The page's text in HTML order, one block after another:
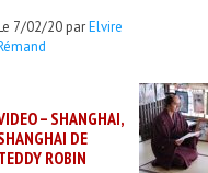
7/02/20 parElvire
– SHANGHAI,
DE
ROBIN